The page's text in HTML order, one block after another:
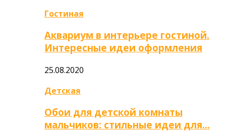
Гостиная
Аквариум в интерьере гостиной.
Интересные идеи оформления
25.08.2020
Детская
Обои для детской комнаты
мальчиков: стильные идеи для…